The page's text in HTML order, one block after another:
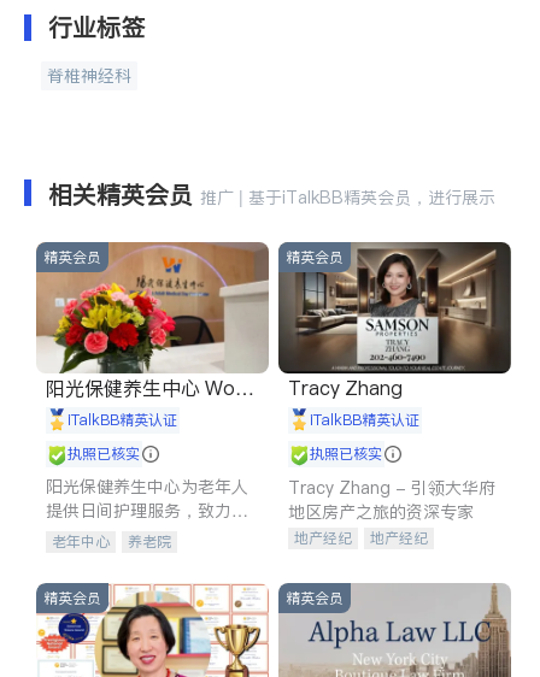
行业标签
脊椎神经科
相关精英会员 推广 | 基于iTalkBB精英会员，进行展示
精英会员
阳光保健养生中心 World
shine
iTalkBB精英认证
执照已核实
阳光保健养生中心为老年人
提供日间护理服务，致力于
通过持续的护理创新来有效
老年中心 养老院
精英会员
Tracy Zhang
iTalkBB精英认证
执照已核实
Tracy Zhang - 引领大华府
地区房产之旅的资深专家
地产经纪
地产经纪
商铺租售
精英会员 精英会员